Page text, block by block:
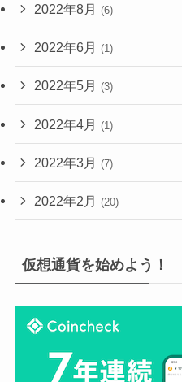
2022年8月 (6)
2022年6月 (1)
2022年5月 (3)
2022年4月 (1)
2022年3月 (7)
2022年2月 (20)
仮想通貨を始めよう！